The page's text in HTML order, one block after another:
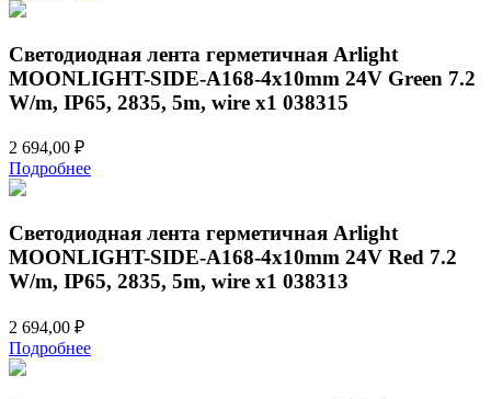
Светодиодная лента герметичная Arlight
MOONLIGHT-SIDE-A168-4x10mm 24V Green 7.2
W/m, IP65, 2835, 5m, wire x1 038315
2 694,00 ₽
Подробнее
Светодиодная лента герметичная Arlight
MOONLIGHT-SIDE-A168-4x10mm 24V Red 7.2
W/m, IP65, 2835, 5m, wire x1 038313
2 694,00 ₽
Подробнее